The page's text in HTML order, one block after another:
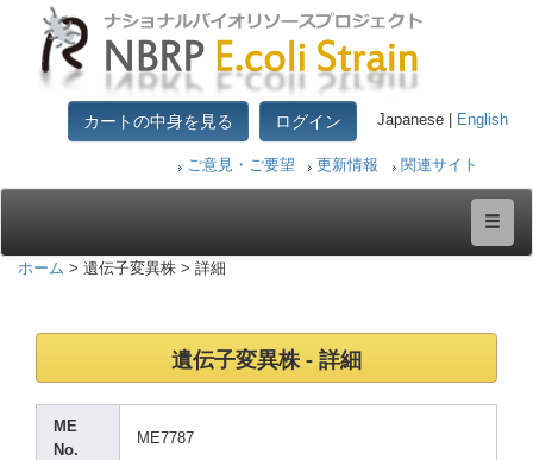
カートの中身を見る ログイン Japanese | English
ご意見・ご要望 更新情報 関連サイト
ホーム > 遺伝子変異株 > 詳細
遺伝子変異株 - 詳細
ME
No.
ME7787